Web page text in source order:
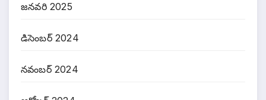
జనవరి 2025
డిసెంబర్ 2024
నవంబర్ 2024